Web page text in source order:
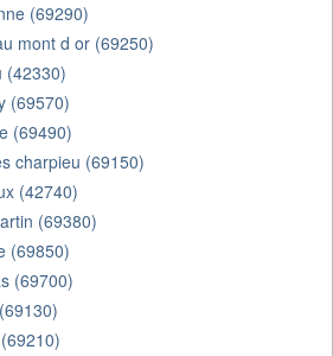
(69290)
mont d or (69250)
(42330)
(69570)
(69490)
charpieu (69150)
(42740)
(69380)
(69850)
(69700)